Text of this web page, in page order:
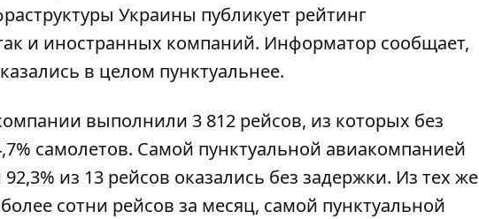
Украины публикует рейтинг
и иностранных компаний. Информатор сообщает,
в целом пунктуальнее.
выполнили 3 812 рейсов, из которых без
самолетов. Самой пунктуальной авиакомпанией
из 13 рейсов оказались без задержки. Из тех же
сотни рейсов за месяц, самой пунктуальной